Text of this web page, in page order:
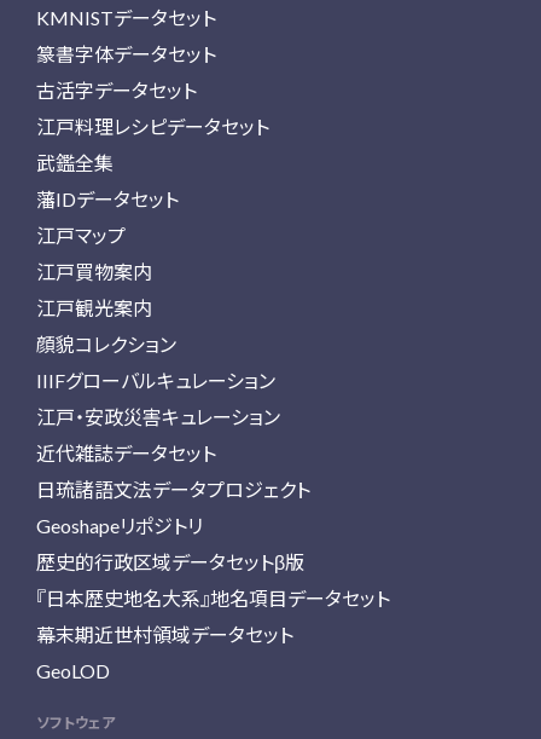
KMNISTデータセット
篆書字体データセット
古活字データセット
江戸料理レシピデータセット
武鑑全集
藩IDデータセット
江戸マップ
江戸買物案内
江戸観光案内
顔貌コレクション
IIIFグローバルキュレーション
江戸・安政災害キュレーション
近代雑誌データセット
日琉諸語文法データプロジェクト
Geoshapeリポジトリ
歴史的行政区域データセットβ版
『日本歴史地名大系』地名項目データセット
幕末期近世村領域データセット
GeoLOD
ソフトウェア